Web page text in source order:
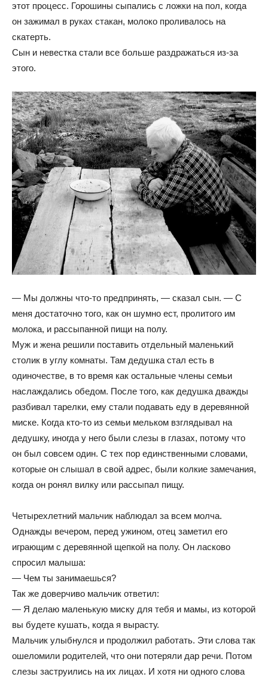
этот процесс. Горошины сыпались с ложки на пол, когда
он зажимал в руках стакан, молоко проливалось на
скатерть.
Сын и невестка стали все больше раздражаться из-за
этого.
— Мы должны что-то предпринять, — сказал сын. — С
меня достаточно того, как он шумно ест, пролитого им
молока, и рассыпанной пищи на полу.
Муж и жена решили поставить отдельный маленький
столик в углу комнаты. Там дедушка стал есть в
одиночестве, в то время как остальные члены семьи
наслаждались обедом. После того, как дедушка дважды
разбивал тарелки, ему стали подавать еду в деревянной
миске. Когда кто-то из семьи мельком взглядывал на
дедушку, иногда у него были слезы в глазах, потому что
он был совсем один. С тех пор единственными словами,
которые он слышал в свой адрес, были колкие замечания,
когда он ронял вилку или рассыпал пищу.
Четырехлетний мальчик наблюдал за всем молча.
Однажды вечером, перед ужином, отец заметил его
играющим с деревянной щепкой на полу. Он ласково
спросил малыша:
— Чем ты занимаешься?
Так же доверчиво мальчик ответил:
— Я делаю маленькую миску для тебя и мамы, из которой
вы будете кушать, когда я вырасту.
Мальчик улыбнулся и продолжил работать. Эти слова так
ошеломили родителей, что они потеряли дар речи. Потом
слезы заструились на их лицах. И хотя ни одного слова